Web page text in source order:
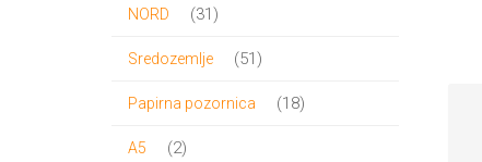
NORD 3131
Sredozemlje 5151
Papirna pozornica 1818
A5 22